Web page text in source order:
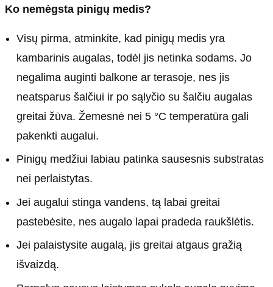
Ko nemėgsta pinigų medis?
Visų pirma, atminkite, kad pinigų medis yra
kambarinis augalas, todėl jis netinka sodams. Jo
negalima auginti balkone ar terasoje, nes jis
neatsparus šalčiui ir po sąlyčio su šalčiu augalas
greitai žūva. Žemesnė nei 5 °C temperatūra gali
pakenkti augalui.
Pinigų medžiui labiau patinka sausesnis substratas
nei perlaistytas.
Jei augalui stinga vandens, tą labai greitai
pastebėsite, nes augalo lapai pradeda raukšlėtis.
Jei palaistysite augalą, jis greitai atgaus gražią
išvaizdą.